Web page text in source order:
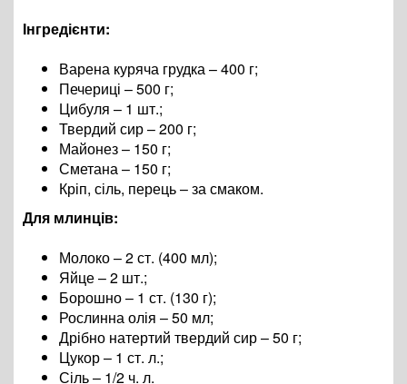
Інгредієнти:
Варена куряча грудка – 400 г;
Печериці – 500 г;
Цибуля – 1 шт.;
Твердий сир – 200 г;
Майонез – 150 г;
Сметана – 150 г;
Кріп, сіль, перець – за смаком.
Для млинців:
Молоко – 2 ст. (400 мл);
Яйце – 2 шт.;
Борошно – 1 ст. (130 г);
Рослинна олія – 50 мл;
Дрібно натертий твердий сир – 50 г;
Цукор – 1 ст. л.;
Сіль – 1/2 ч. л.